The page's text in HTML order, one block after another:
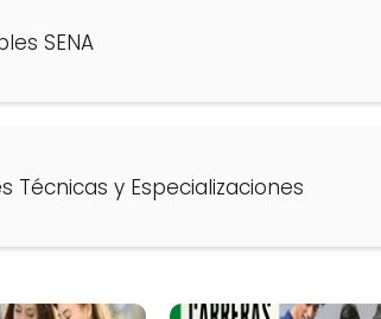
SENA
Técnicas y Especializaciones